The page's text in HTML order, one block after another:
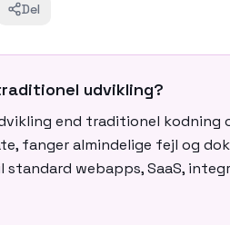
Del
udvikling?
end traditionel
fanger almindelige fejl og
webapps, SaaS,